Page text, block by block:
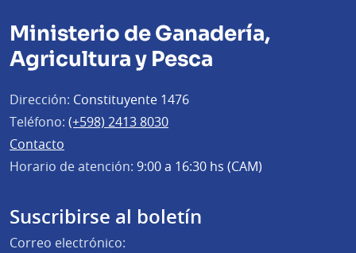
Ministerio de Ganadería,
Agricultura y Pesca
Dirección: Constituyente 1476
Teléfono: (+598) 2413 8030
Contacto
Horario de atención: 9:00 a 16:30 hs (CAM)
Suscribirse al boletín
Correo electrónico: